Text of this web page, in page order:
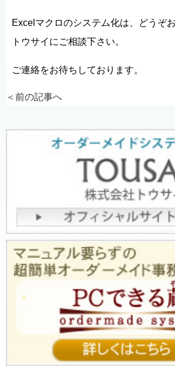
Excelマクロのシステム化は、どうぞ
トウサイにご相談下さい。
ご連絡をお待ちしております。
＜前の記事へ